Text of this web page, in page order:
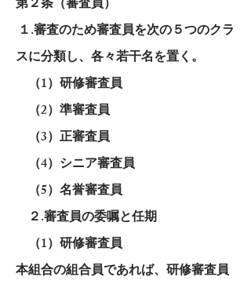
第２条（審査員）
１.審査のため審査員を次の５つのクラ
スに分類し、各々若干名を置く。
（1）研修審査員
（2）準審査員
（3）正審査員
（4）シニア審査員
（5）名誉審査員
２.審査員の委嘱と任期
（1）研修審査員
本組合の組合員であれば、研修審査員